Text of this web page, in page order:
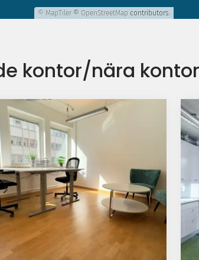
© MapTiler © OpenStreetMap contributors.
kontor/nära kontor